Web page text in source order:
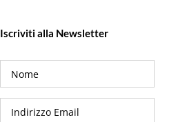
Iscriviti alla Newsletter